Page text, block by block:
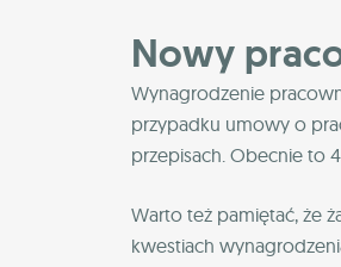
Nowy
Wynagrodzenie
przypadku umowy o
przepisach. Obecnie to
Warto też pamiętać, że
kwestiach